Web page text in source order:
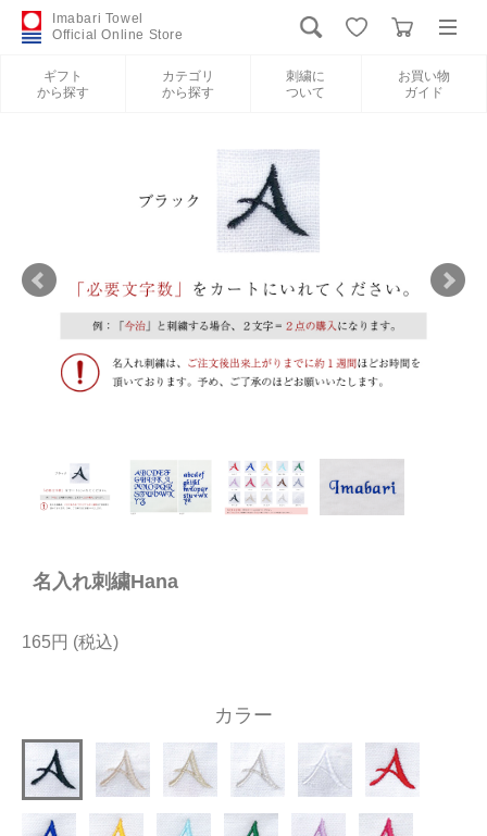
Imabari Towel
Official Online Store
ギフト
から探す
カテゴリ
から探す
刺繍に
ついて
お買い物
ガイド
新規会員登録
刺繍について
お買い物ガイド
当サイトについて
規約
大量購入・法人向けの購入の方は
名入れ刺繍Hana
165円
カラー